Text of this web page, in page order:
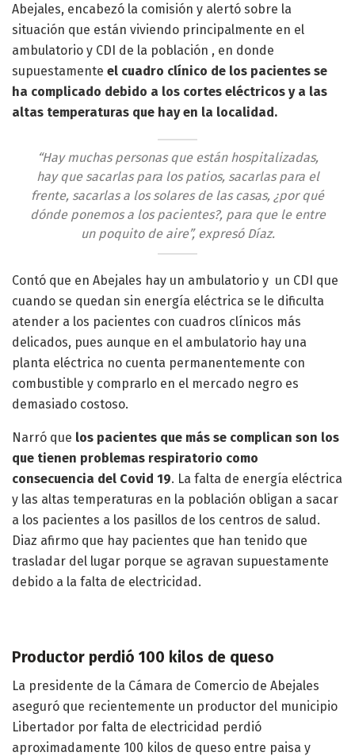
Abejales, encabezó la comisión y alertó sobre la
situación que están viviendo principalmente en el
ambulatorio y CDI de la población , en donde
supuestamente el cuadro clínico de los pacientes se
ha complicado debido a los cortes eléctricos y a las
altas temperaturas que hay en la localidad.
“Hay muchas personas que están hospitalizadas,
hay que sacarlas para los patios, sacarlas para el
frente, sacarlas a los solares de las casas, ¿por qué
dónde ponemos a los pacientes?, para que le entre
un poquito de aire”, expresó Díaz.
Contó que en Abejales hay un ambulatorio y un CDI que
cuando se quedan sin energía eléctrica se le dificulta
atender a los pacientes con cuadros clínicos más
delicados, pues aunque en el ambulatorio hay una
planta eléctrica no cuenta permanentemente con
combustible y comprarlo en el mercado negro es
demasiado costoso.
Narró que los pacientes que más se complican son los
que tienen problemas respiratorio como
consecuencia del Covid 19. La falta de energía eléctrica
y las altas temperaturas en la población obligan a sacar
a los pacientes a los pasillos de los centros de salud.
Diaz afirmo que hay pacientes que han tenido que
trasladar del lugar porque se agravan supuestamente
debido a la falta de electricidad.
Productor perdió 100 kilos de queso
La presidente de la Cámara de Comercio de Abejales
aseguró que recientemente un productor del municipio
Libertador por falta de electricidad perdió
aproximadamente 100 kilos de queso entre paisa y